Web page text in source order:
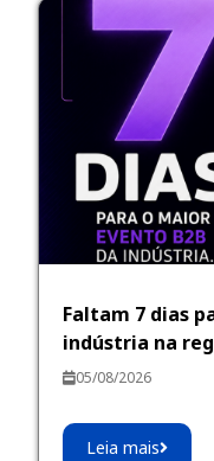
Faltam 7 dias
indústria na
05/08/2026
Leia mais